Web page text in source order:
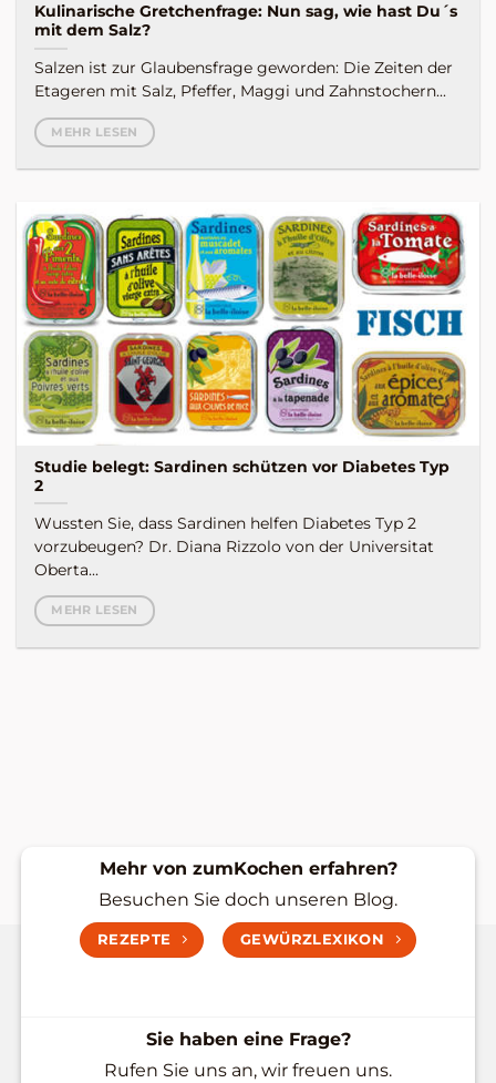
Kulinarische Gretchenfrage: Nun sag, wie hast Du´s
mit dem Salz?
Salzen ist zur Glaubensfrage geworden: Die Zeiten der
Etageren mit Salz, Pfeffer, Maggi und Zahnstochern...
MEHR LESEN
Studie belegt: Sardinen schützen vor Diabetes Typ
2
Wussten Sie, dass Sardinen helfen Diabetes Typ 2
vorzubeugen? Dr. Diana Rizzolo von der Universitat
Oberta...
MEHR LESEN
Mehr von zumKochen erfahren?
Besuchen Sie doch unseren Blog.
REZEPTE GEWÜRZLEXIKON
Sie haben eine Frage?
Rufen Sie uns an, wir freuen uns.